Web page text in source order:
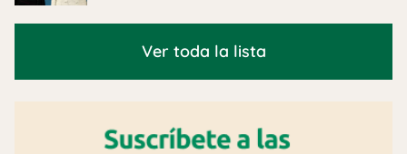
Ver toda la lista